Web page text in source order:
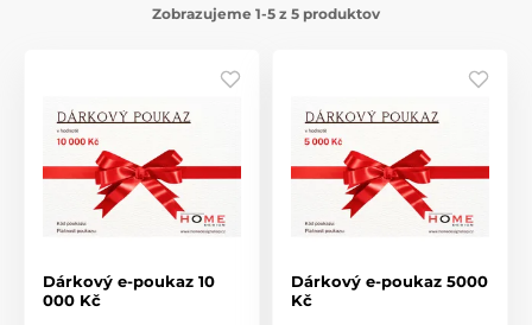
Zobrazujeme 1-5 z 5 produktov
Dárkový e-poukaz 10
000 Kč
Dárkový e-poukaz 5000
Kč